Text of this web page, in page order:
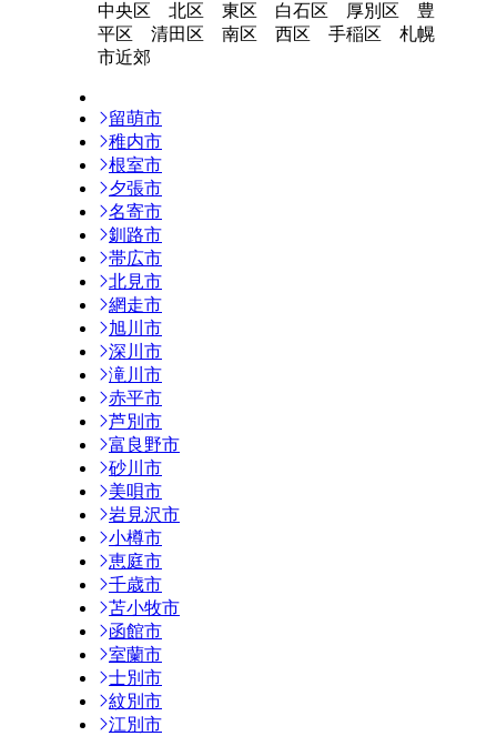
中央区 北区 東区 白石区 厚別区 豊
平区 清田区 南区 西区 手稲区 札幌
市近郊
留萌市
稚内市
根室市
夕張市
名寄市
釧路市
帯広市
北見市
網走市
旭川市
深川市
滝川市
赤平市
芦別市
富良野市
砂川市
美唄市
岩見沢市
小樽市
恵庭市
千歳市
苫小牧市
函館市
室蘭市
士別市
紋別市
江別市